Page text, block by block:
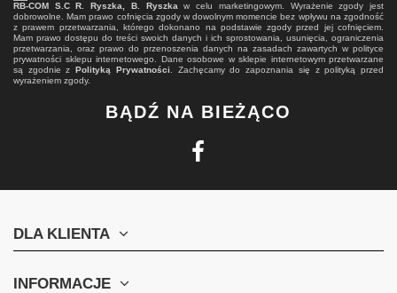
RB-COM S.C R. Ryszka, B. Ryszka w celu marketingowym. Wyrażenie zgody jest
dobrowolne. Mam prawo cofnięcia zgody w dowolnym momencie bez wpływu na zgodność
z prawem przetwarzania, którego dokonano na podstawie zgody przed jej cofnięciem.
Mam prawo dostępu do treści swoich danych i ich sprostowania, usunięcia, ograniczenia
przetwarzania, oraz prawo do przenoszenia danych na zasadach zawartych w polityce
prywatności sklepu internetowego. Dane osobowe w sklepie internetowym przetwarzane
są zgodnie zPolityką Prywatności . Zachęcamy do zapoznania się z polityką przed
wyrażeniem zgody.
BĄDŹ NA BIEŻĄCO
DLA KLIENTA
INFORMACJE